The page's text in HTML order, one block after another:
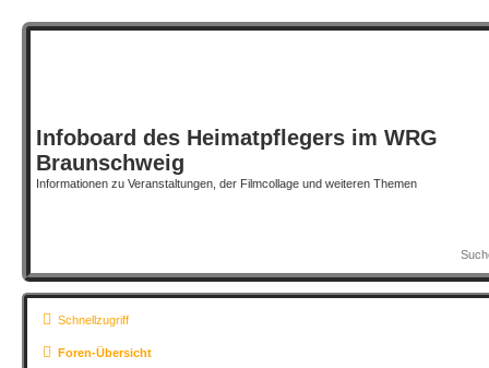
Infoboard des Heimatpflegers im WRG
Braunschweig
Informationen zu Veranstaltungen, der Filmcollage und weiteren Themen
Schnellzugriff
Foren-Übersicht